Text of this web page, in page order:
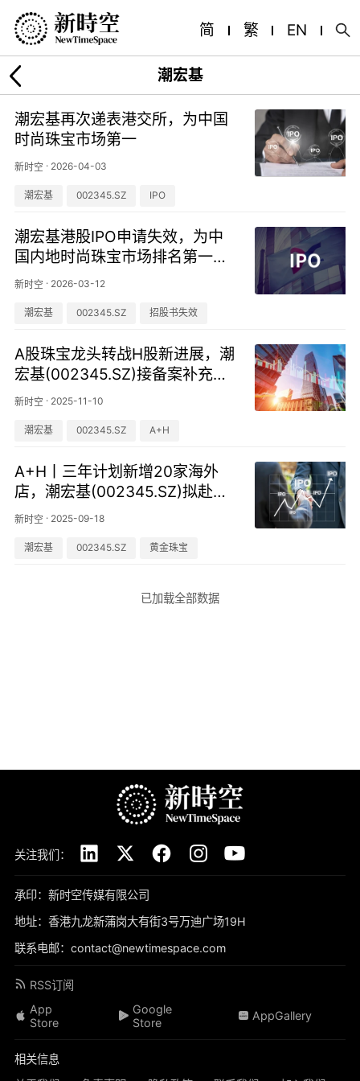
简 繁 EN
潮宏基
潮宏基再次递表港交所，为中国
时尚珠宝市场第一
新时空 · 2026-04-03
潮宏基 002345.SZ IPO
潮宏基港股IPO申请失效，为中
国内地时尚珠宝市场排名第一的
企业
新时空 · 2026-03-12
潮宏基 002345.SZ 招股书失效
A股珠宝龙头转战H股新进展，潮
宏基(002345.SZ)接备案补充材
料要求
新时空 · 2025-11-10
潮宏基 002345.SZ A+H
A+H丨三年计划新增20家海外
店，潮宏基(002345.SZ)拟赴港I
PO
新时空 · 2025-09-18
潮宏基 002345.SZ 黄金珠宝
已加载全部数据
关注我们：
承印：新时空传媒有限公司
地址：香港九龙新蒲岗大有街3号万迪广场19H
联系电邮：contact@newtimespace.com
RSS订阅
App
Store
Google
Store
AppGallery
相关信息